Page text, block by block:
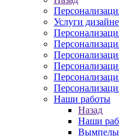
Услуги
Наши работы
Назад
Наши
Вымпелы